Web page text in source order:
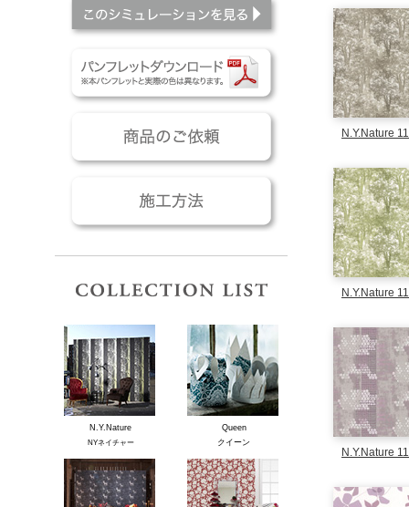
N.Y.Nature
N.Y.Nature
N.Y.Nature
パンフレットダウンロ
商品のご依頼
コレクションリスト
N.Y.Nature
NYネイチャー
Queen
クイーン